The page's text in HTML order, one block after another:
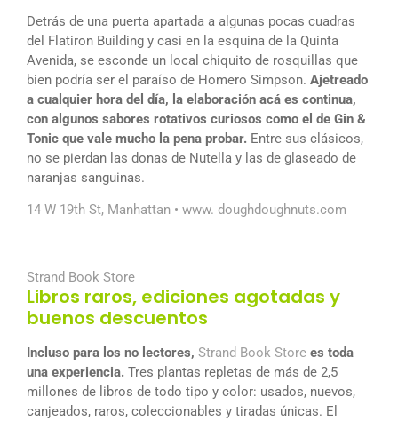
Detrás de una puerta apartada a algunas pocas cuadras
del Flatiron Building y casi en la esquina de la Quinta
Avenida, se esconde un local chiquito de rosquillas que
bien podría ser el paraíso de Homero Simpson. Ajetreado
a cualquier hora del día, la elaboración acá es continua,
con algunos sabores rotativos curiosos como el de Gin &
Tonic que vale mucho la pena probar. Entre sus clásicos,
no se pierdan las donas de Nutella y las de glaseado de
naranjas sanguinas.
14 W 19th St, Manhattan • www. doughdoughnuts.com
Strand Book Store
Libros raros, ediciones agotadas y
buenos descuentos
Incluso para los no lectores, Strand Book Store es toda
una experiencia. Tres plantas repletas de más de 2,5
millones de libros de todo tipo y color: usados, nuevos,
canjeados, raros, coleccionables y tiradas únicas. El